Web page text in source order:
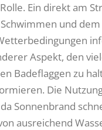
Ein direkt am
und
Aspekt, den
Badeflaggen zu
Die
Sonnenbrand
ausreichend